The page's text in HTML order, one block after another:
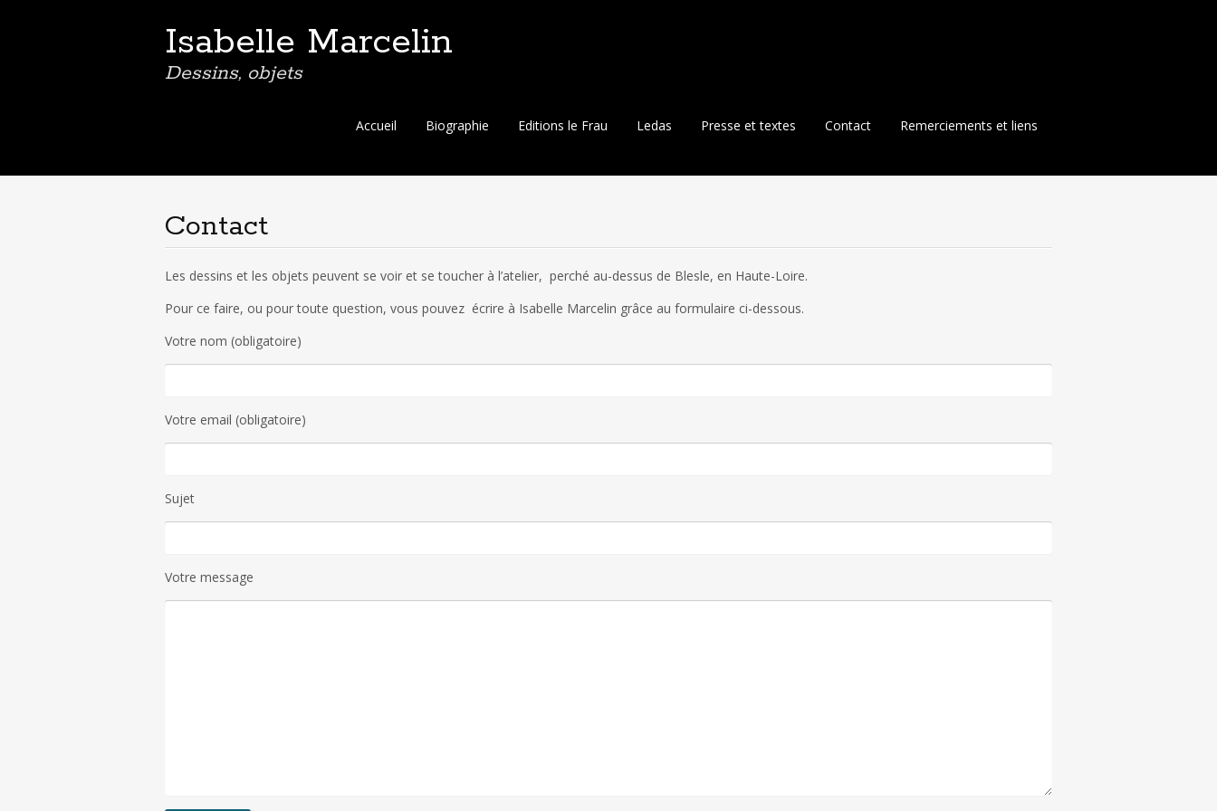
Isabelle Marcelin
Dessins, objets
Aller
Accueil Biographie Editions le Frau Ledas Presse et textes Contact Remerciements et liens
Contact
Les dessins et les objets peuvent se voir et se toucher à l’atelier, perché au-dessus de Blesle, en Haute-Loire.
Pour ce faire, ou pour toute question, vous pouvez écrire à Isabelle Marcelin grâce au formulaire ci-dessous.
Votre nom (obligatoire)
Votre email (obligatoire)
Sujet
Votre message